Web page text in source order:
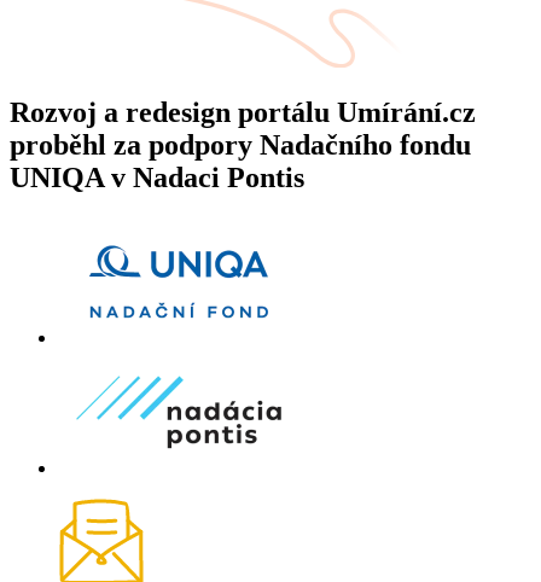
Rozvoj a redesign portálu Umírání.cz
proběhl za podpory Nadačního fondu
UNIQA v Nadaci Pontis